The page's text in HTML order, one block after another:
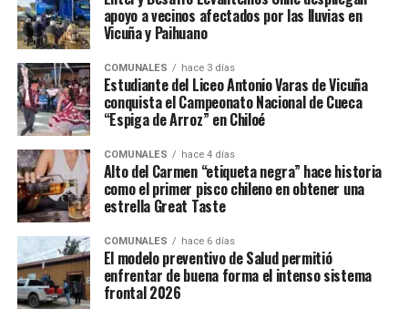
apoyo a vecinos afectados por las lluvias en
Vicuña y Paihuano
COMUNALES hace 3 días
Estudiante del Liceo Antonio Varas de Vicuña
conquista el Campeonato Nacional de Cueca
“Espiga de Arroz” en Chiloé
COMUNALES hace 4 días
Alto del Carmen “etiqueta negra” hace historia
como el primer pisco chileno en obtener una
estrella Great Taste
COMUNALES hace 6 días
El modelo preventivo de Salud permitió
enfrentar de buena forma el intenso sistema
frontal 2026